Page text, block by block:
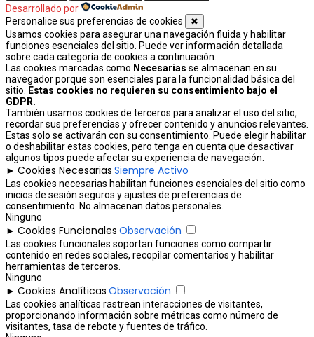
Desarrollado por
Personalice sus preferencias de cookies
✖
Usamos cookies para asegurar una navegación fluida y habilitar
funciones esenciales del sitio. Puede ver información detallada
sobre cada categoría de cookies a continuación.
Las cookies marcadas como Necesarias se almacenan en su
navegador porque son esenciales para la funcionalidad básica del
sitio. Estas cookies no requieren su consentimiento bajo el
GDPR.
También usamos cookies de terceros para analizar el uso del sitio,
recordar sus preferencias y ofrecer contenido y anuncios relevantes.
Estas solo se activarán con su consentimiento. Puede elegir habilitar
o deshabilitar estas cookies, pero tenga en cuenta que desactivar
algunos tipos puede afectar su experiencia de navegación.
► Cookies Necesarias Siempre Activo
Las cookies necesarias habilitan funciones esenciales del sitio como
inicios de sesión seguros y ajustes de preferencias de
consentimiento. No almacenan datos personales.
Ninguno
► Cookies Funcionales Observación
Las cookies funcionales soportan funciones como compartir
contenido en redes sociales, recopilar comentarios y habilitar
herramientas de terceros.
Ninguno
► Cookies Analíticas Observación
Las cookies analíticas rastrean interacciones de visitantes,
proporcionando información sobre métricas como número de
visitantes, tasa de rebote y fuentes de tráfico.